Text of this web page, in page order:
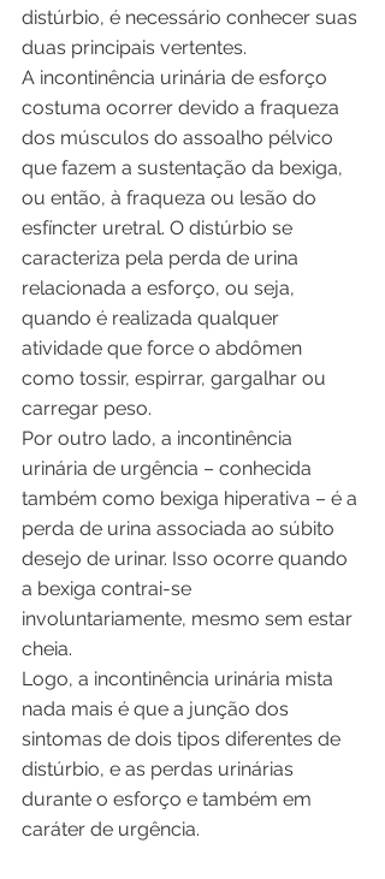
distúrbio, é necessário conhecer suas
duas principais vertentes.
A incontinência urinária de esforço
costuma ocorrer devido a fraqueza
dos músculos do assoalho pélvico
que fazem a sustentação da bexiga,
ou então, à fraqueza ou lesão do
esfíncter uretral. O distúrbio se
caracteriza pela perda de urina
relacionada a esforço, ou seja,
quando é realizada qualquer
atividade que force o abdômen
como tossir, espirrar, gargalhar ou
carregar peso.
Por outro lado, a incontinência
urinária de urgência – conhecida
também como bexiga hiperativa – é a
perda de urina associada ao súbito
desejo de urinar. Isso ocorre quando
a bexiga contrai-se
involuntariamente, mesmo sem estar
cheia.
Logo, a incontinência urinária mista
nada mais é que a junção dos
sintomas de dois tipos diferentes de
distúrbio, e as perdas urinárias
durante o esforço e também em
caráter de urgência.